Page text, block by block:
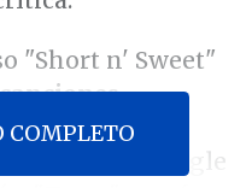
"Short n' Sweet"
(Taylor
el single
COMPLETO